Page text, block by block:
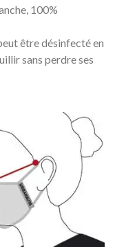
100%
être désinfecté en
sans perdre ses